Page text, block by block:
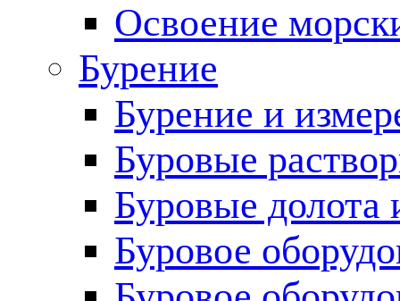
Освоение
Бурение
Бурение и
Буровые
Буровые долота
Буровое